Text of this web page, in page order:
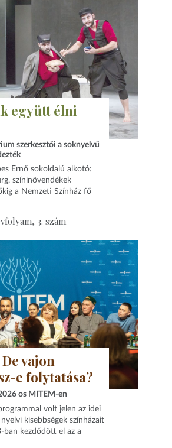
együtt élni
szerkesztői a soknyelvű
Ernő sokoldalú alkotó:
színinövendékek
a Nemzeti Színház fő
3. szám
vajon
e folytatása?
os MITEM-en
volt jelen az idei
kisebbségek színházait
kezdődött el az a